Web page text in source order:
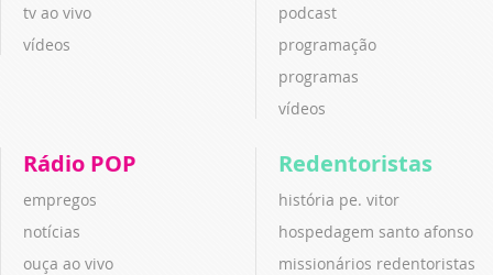
tv ao vivo
vídeos
podcast
programação
programas
vídeos
Rádio POP
empregos
notícias
ouça ao vivo
Redentoristas
história pe. vitor
hospedagem santo afonso
missionários redentoristas